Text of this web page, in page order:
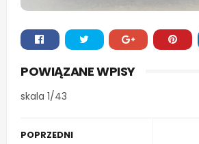
POWIĄZANE WPISY
skala 1/43
POPRZEDNI